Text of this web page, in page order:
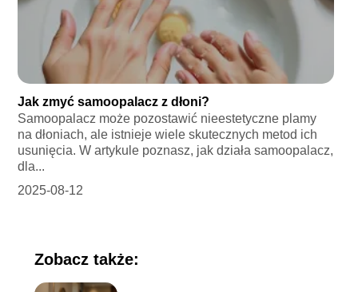
Jak zmyć samoopalacz z dłoni?
Samoopalacz może pozostawić nieestetyczne plamy
na dłoniach, ale istnieje wiele skutecznych metod ich
usunięcia. W artykule poznasz, jak działa samoopalacz,
dla...
2025-08-12
Zobacz także: